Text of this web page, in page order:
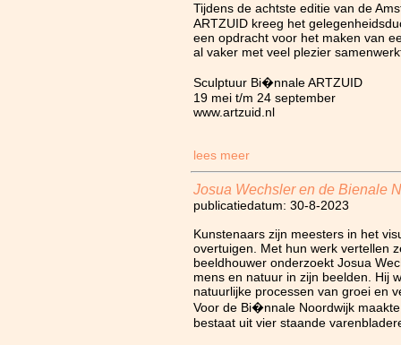
Tijdens de achtste editie van de
ARTZUID kreeg het
een opdracht voor het maken van
al vaker met veel plezier
Sculptuur Bi�nnale ARTZUID
19 mei t/m 24 september
www.artzuid.nl
lees meer
Josua Wechsler en de Bienale
publicatiedatum: 30-8-2023
Kunstenaars zijn meesters in het
overtuigen. Met hun werk vertellen
beeldhouwer onderzoekt Josua
mens en natuur in zijn beelden. Hij
natuurlijke processen van groei en
Voor de Bi�nnale Noordwijk
bestaat uit vier staande